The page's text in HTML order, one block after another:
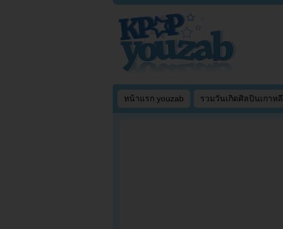
หน้าแรก youzab รวมวันเกิดศิลปินเกาหลี